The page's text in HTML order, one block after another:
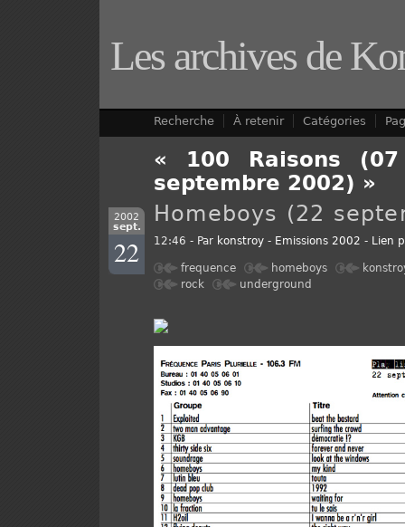
Les archives de
Recherche À retenir Catégories
« 100 Raisons
septembre 2002) »
2002
sept.
22
Homeboys (22
12:46 - Par konstroy - Emissions 2002 - Lien
frequence homeboys
rock
underground